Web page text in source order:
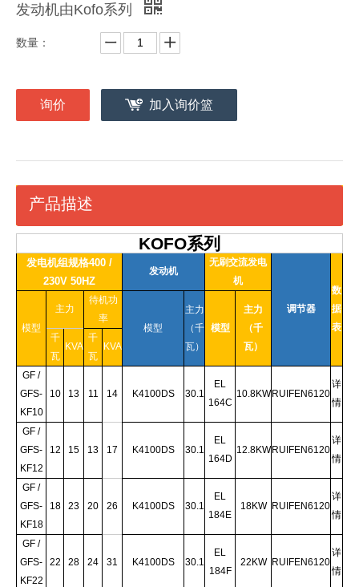
发动机由Kofo系列
数量：
询价 加入询价篮
产品描述
KOFO系列
发电机组规格400 /
230V 50HZ
发动机
无刷交流发电
机
调节器
数
据
表
模型
主力
待机功
率
模型
主力
（千
瓦）
模型
主力
（千
瓦）
千
瓦
KVA
千
瓦
KVA
GF /
GFS-
KF10
10 13 11 14 K4100DS 30.1
EL
164C
10.8KWRUIFEN6120
详
情
GF /
GFS-
KF12
12 15 13 17 K4100DS 30.1
EL
164D
12.8KWRUIFEN6120
详
情
GF /
GFS-
KF18
18 23 20 26 K4100DS 30.1
EL
184E
18KW RUIFEN6120
详
情
GF /
GFS-
KF22
22 28 24 31 K4100DS 30.1
EL
184F
22KW RUIFEN6120
详
情